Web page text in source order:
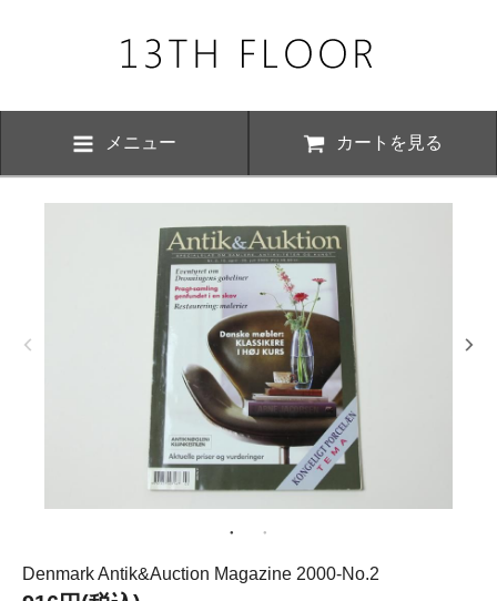
メニュー カートを見る
Denmark Antik&Auction Magazine 2000-No.2
下記の期間につきまして夏季休業とさせていただきます。 期間中は
ただけますが、ご対応が8月17日以降にさせていただく場合がござい
かけ致しますが、何卒ご了承くださいますよう お願い申し上げます
平成29年8月11日（金）－ 8月16日（水）